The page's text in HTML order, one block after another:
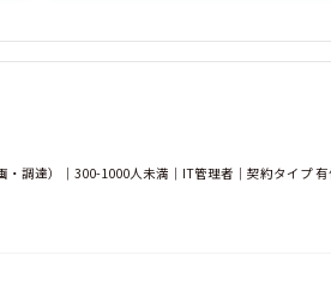
調達）｜300-1000人未満｜IT管理者｜契約タイプ 有